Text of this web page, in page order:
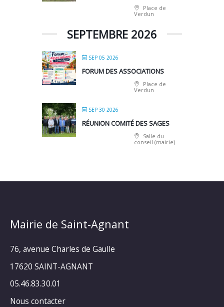
Place de
Verdun
SEPTEMBRE 2026
SEP 05 2026
FORUM DES ASSOCIATIONS
Place de
Verdun
SEP 30 2026
RÉUNION COMITÉ DES SAGES
Salle du
conseil (mairie)
Mairie de Saint-Agnant
76, avenue Charles de Gaulle
17620 SAINT-AGNANT
05.46.83.30.01
Nous contacter